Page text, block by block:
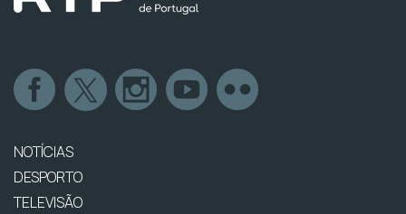
NOTÍCIAS
DESPORTO
TELEVISÃO